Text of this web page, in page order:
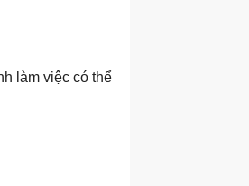
làm việc có thể